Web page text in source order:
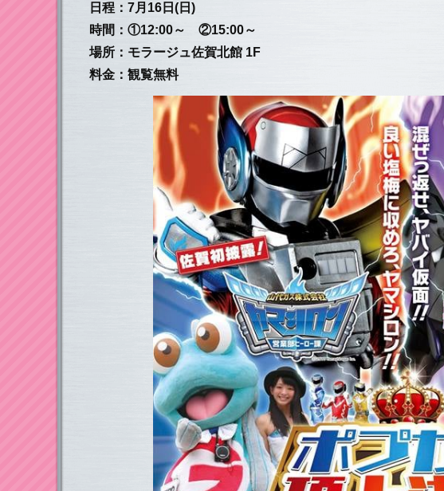
日程：7月16日(日)
時間：①12:00～ ②15:00～
場所：モラージュ佐賀北館 1F
料金：観覧無料